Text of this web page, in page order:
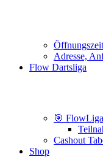
Adresse,
Flow Dartsliga
🎯
Cashout
Shop